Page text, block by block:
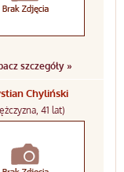
szczegóły »
Chyliński
41 lat)